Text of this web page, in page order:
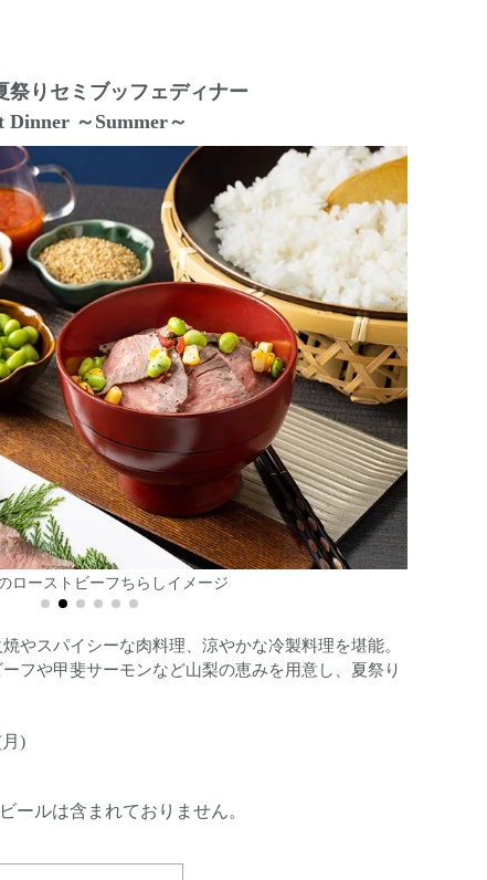
祭りセミブッフェディナー
～Summer～
ユソースイメージ
やスパイシーな肉料理、涼やかな冷製料理を堪能。
フや甲斐サーモンなど山梨の恵みを用意し、夏祭り
月)
ールは含まれておりません。